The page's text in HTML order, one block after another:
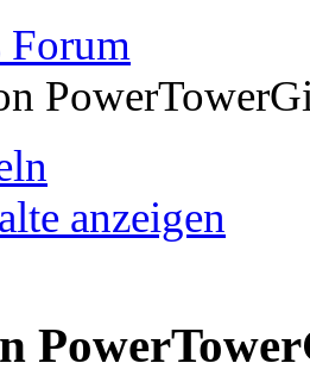
anzeigen